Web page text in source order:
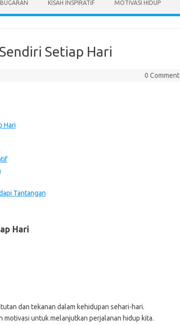
KISAH INSPIRATIF MOTIVASI HIDUP
Setiap Hari
0 Comment
Hari
Tantangan
Hari
dan tekanan dalam kehidupan sehari-hari.
motivasi untuk melanjutkan perjalanan hidup kita.